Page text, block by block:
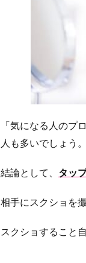
「気になる人のプ
人も多いでしょう。
結論として、 タッ
相手にスクショを
スクショすること